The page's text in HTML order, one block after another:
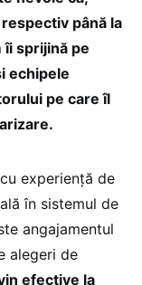
până la
îi sprijină pe
echipele
pe care îl
experiență de
în sistemul de
angajamentul
alegeri de
efective la